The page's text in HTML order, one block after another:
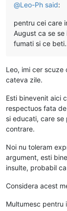
@Leo-Ph said:
pentru cei care
August ca se se
fumati si ce
Leo, imi cer scuze
cateva zile.
Esti binevenit aici
respectuos fata
si educati, care
contrare.
Noi nu toleram
argument, esti
insulte, probabil
Considera acest
Multumesc pentru